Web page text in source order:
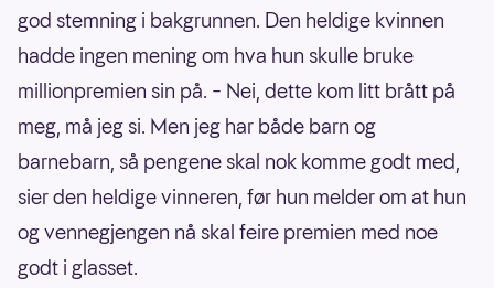
god stemning i bakgrunnen. Den heldige kvinnen
hadde ingen mening om hva hun skulle bruke
millionpremien sin på. – Nei, dette kom litt brått på
meg, må jeg si. Men jeg har både barn og
barnebarn, så pengene skal nok komme godt med,
sier den heldige vinneren, før hun melder om at hun
og vennegjengen nå skal feire premien med noe
godt i glasset.